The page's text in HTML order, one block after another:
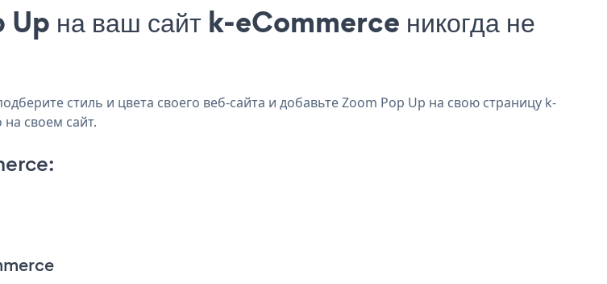
на ваш сайт k-eCommerce никогда не
стиль и цвета своего веб-сайта и добавьте Zoom Pop Up на свою страницу k-
своем сайт.